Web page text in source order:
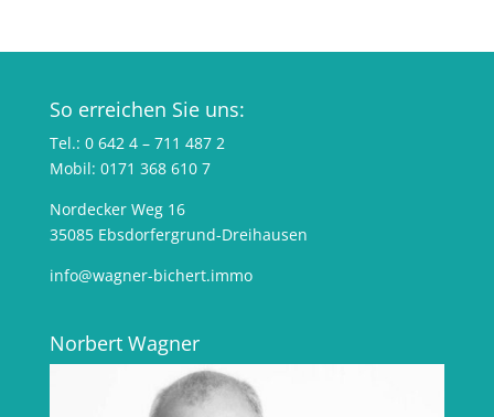
So erreichen Sie uns:
Tel.: 0 642 4 – 711 487 2
Mobil: 0171 368 610 7
Nordecker Weg 16
35085 Ebsdorfergrund-Dreihausen
info@wagner-bichert.immo
Norbert Wagner